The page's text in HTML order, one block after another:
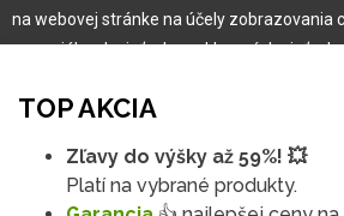
Obchodné podmienky
Zákazník & partner
Novinky
TOP AKCIA
Zľavy do výšky až 59%! 💥
Platí na vybrané produkty.
na webovej stránke na účely zobrazovania
na sociálnych sieťach a reklamných sieťach
Viac informácií
Na našich webových stránkach
Rozumiem